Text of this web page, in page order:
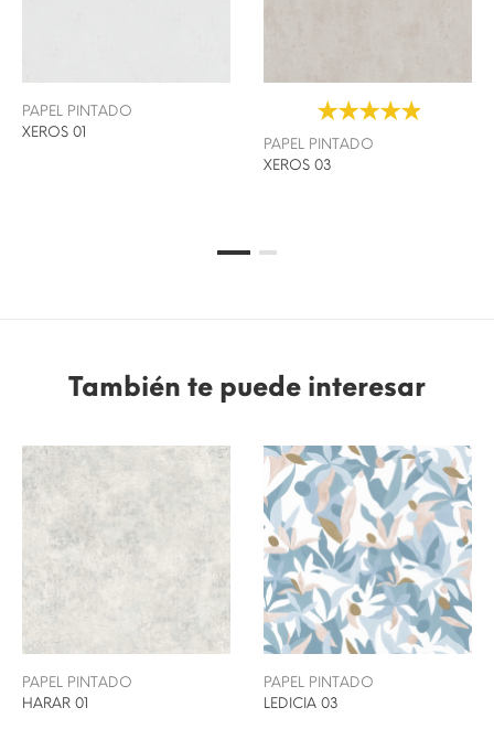
PAPEL PINTADO
XEROS 01
PAPEL PINTADO
XEROS 03
También te puede interesar
PAPEL PINTADO
HARAR 01
PAPEL PINTADO
LEDICIA 03